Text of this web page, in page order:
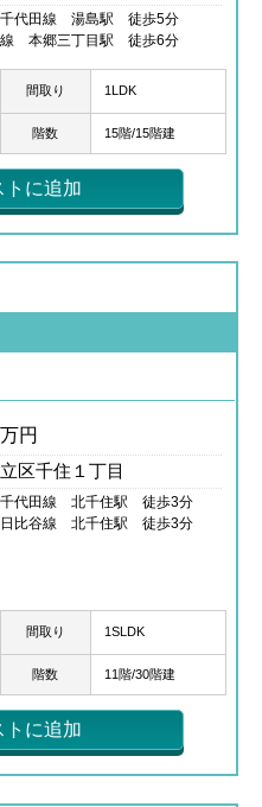
千代田線 湯島駅 徒歩5分
線 本郷三丁目駅 徒歩6分
間取り 1LDK
階数 15階/15階建
トに追加
万円
区千住１丁目
千代田線 北千住駅 徒歩3分
日比谷線 北千住駅 徒歩3分
間取り 1SLDK
階数 11階/30階建
トに追加